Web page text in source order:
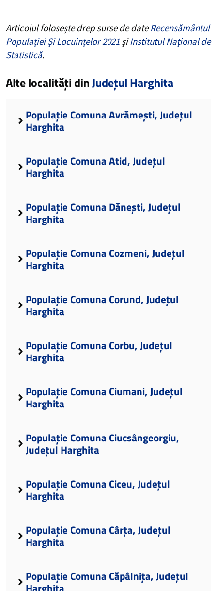
Articolul folosește drep surse de dateRecensământul
Populației Și Locuințelor 2021 șiInstitutul Național de
Statistică.
Alte localități dinJudețul Harghita
Populație Comuna Avrămești, Județul
Harghita
Populație Comuna Atid, Județul
Harghita
Populație Comuna Dănești, Județul
Harghita
Populație Comuna Cozmeni, Județul
Harghita
Populație Comuna Corund, Județul
Harghita
Populație Comuna Corbu, Județul
Harghita
Populație Comuna Ciumani, Județul
Harghita
Populație Comuna Ciucsângeorgiu,
Județul Harghita
Populație Comuna Ciceu, Județul
Harghita
Populație Comuna Cârța, Județul
Harghita
Populație Comuna Căpâlnița, Județul